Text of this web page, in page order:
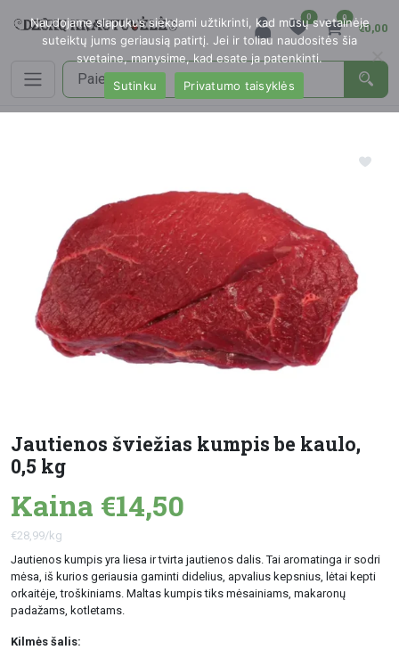
0 0
€0,00
Jautienos šviežias kumpis be kaulo,
0,5 kg
Kaina €14,50
€28,99/kg
Jautienos kumpis yra liesa ir tvirta jautienos dalis. Tai aromatinga ir sodri
mėsa, iš kurios geriausia gaminti didelius, apvalius kepsnius, lėtai kepti
orkaitėje, troškiniams. Maltas kumpis tiks mėsainiams, makaronų
padažams, kotletams.
Kilmės šalis:
Naudojame slapukus siekdami užtikrinti, kad mūsų svetainėje
suteiktų jums geriausią patirtį. Jei ir toliau naudositės šia
svetaine, manysime, kad esate ja patenkinti.
Sutinku
Privatumo taisyklės